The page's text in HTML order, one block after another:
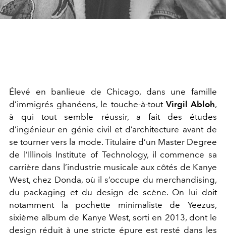
Élevé en banlieue de Chicago, dans une famille
d’immigrés ghanéens, le touche-à-tout Virgil Abloh,
à qui tout semble réussir, a fait des études
d’ingénieur en génie civil et d’architecture avant de
se tourner vers la mode. Titulaire d’un Master Degree
de l’Illinois Institute of Technology, il commence sa
carrière dans l’industrie musicale aux côtés de Kanye
West, chez Donda, où il s’occupe du merchandising,
du packaging et du design de scène. On lui doit
notamment la pochette minimaliste de Yeezus,
sixième album de Kanye West, sorti en 2013, dont le
design réduit à une stricte épure est resté dans les